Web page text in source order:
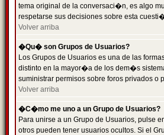
tema original de la conversaci�n, es algo
respetarse sus decisiones sobre esta
Volver arriba
�Qu� son Grupos de Usuarios?
Los Grupos de Usuarios es una de las
distinto en la mayor�a de los dem�s
suministrar permisos sobre foros privados o
Volver arriba
�C�mo me uno a un Grupo de Usuarios?
Para unirse a un Grupo de Usuarios, pulse
otros pueden tener usuarios ocultos. Si el